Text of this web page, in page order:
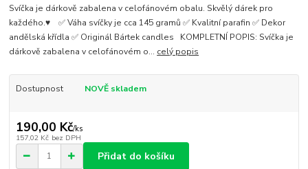
Svíčka je dárkově zabalena v celofánovém obalu. Skvělý dárek pro
každého.♥ ✅ Váha svíčky je cca 145 gramů ✅ Kvalitní parafin ✅ Dekor
andělská křídla ✅ Originál Bártek candles KOMPLETNÍ POPIS: Svíčka je
dárkově zabalena v celofánovém o... celý popis
Dostupnost NOVĚ skladem
190,00 Kč/ks
157,02 Kč bez DPH
Přidat do košíku